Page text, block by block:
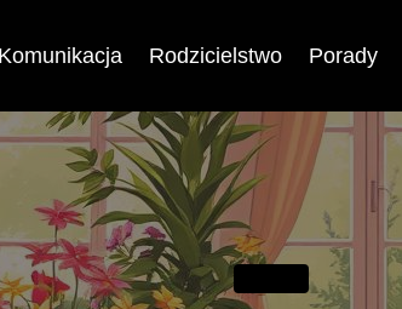
Komunikacja Rodzicielstwo Porady